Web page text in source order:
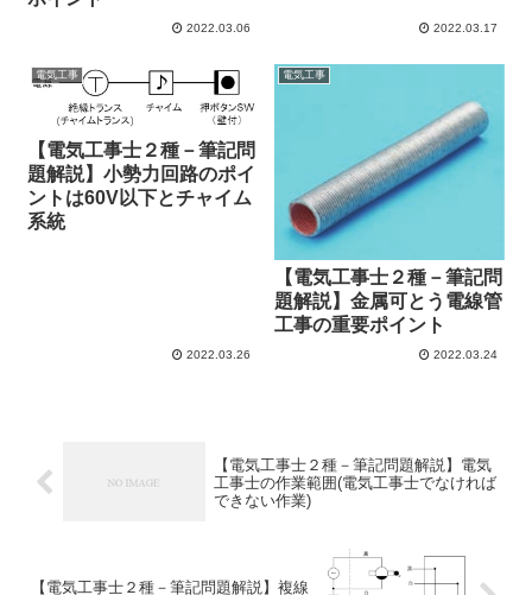
2022.03.06 2022.03.17
電気工事
【電気工事士２種－筆記問
題解説】小勢力回路のポイ
ントは60V以下とチャイム
系統
2022.03.26
電気工事
【電気工事士２種－筆記問
題解説】金属可とう電線管
工事の重要ポイント
2022.03.24
【電気工事士２種－筆記問題解説】電気
工事士の作業範囲(電気工事士でなければ
できない作業)
【電気工事士２種－筆記問題解説】複線